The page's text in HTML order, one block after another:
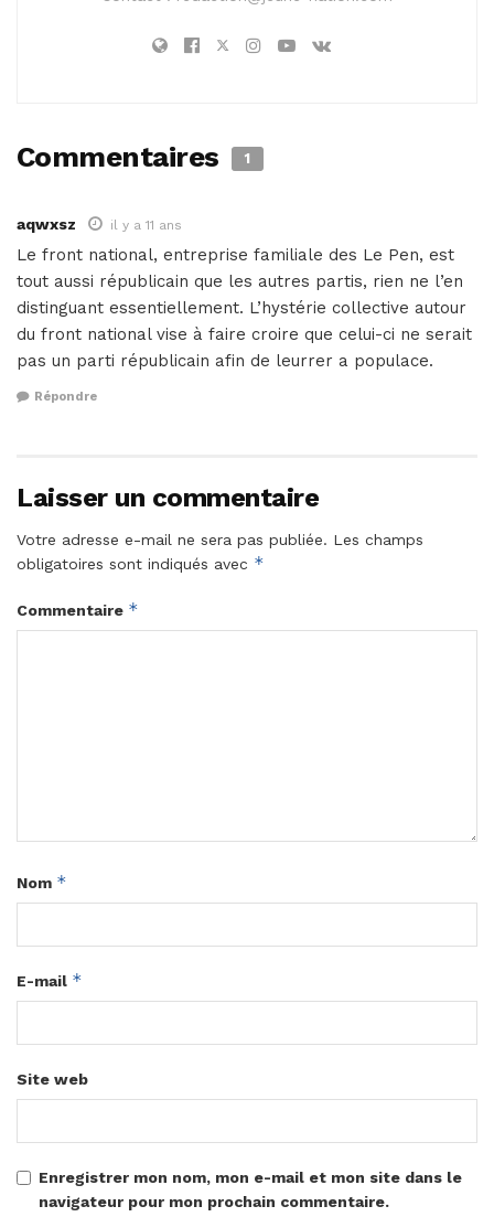
Commentaires 1
aqwxsz il y a 11 ans
Le front national, entreprise familiale des Le Pen, est
tout aussi républicain que les autres partis, rien ne l’en
distinguant essentiellement. L’hystérie collective autour
du front national vise à faire croire que celui-ci ne serait
pas un parti républicain afin de leurrer a populace.
Répondre
Laisser un commentaire
Votre adresse e-mail ne sera pas publiée. Les champs
obligatoires sont indiqués avec *
Commentaire *
Nom *
E-mail *
Site web
Enregistrer mon nom, mon e-mail et mon site dans le
navigateur pour mon prochain commentaire.